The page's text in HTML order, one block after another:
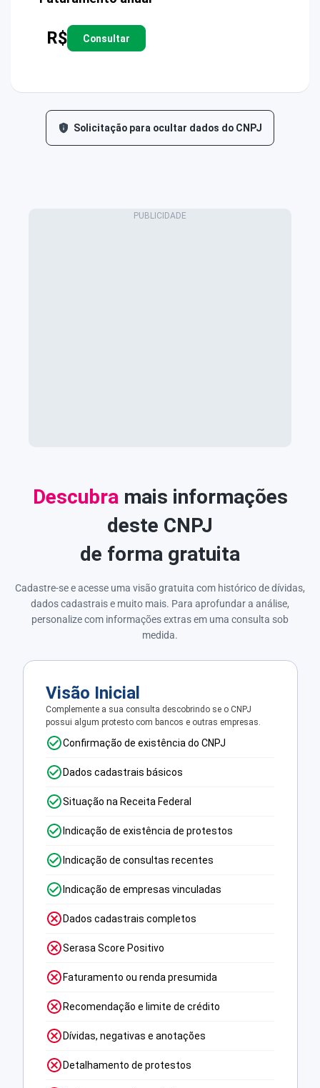
R$ Consultar
Solicitação para ocultar dados do CNPJ
Descubra mais informações
deste CNPJ
de forma gratuita
Cadastre-se e acesse uma visão gratuita com histórico de dívidas,
dados cadastrais e muito mais. Para aprofundar a análise,
personalize com informações extras em uma consulta sob
medida.
Visão Inicial
Complemente a sua consulta descobrindo se o CNPJ
possui algum protesto com bancos e outras empresas.
Confirmação de existência do CNPJ
Dados cadastrais básicos
Situação na Receita Federal
Indicação de existência de protestos
Indicação de consultas recentes
Indicação de empresas vinculadas
Dados cadastrais completos
Serasa Score Positivo
Faturamento ou renda presumida
Recomendação e limite de crédito
Dívidas, negativas e anotações
Detalhamento de protestos